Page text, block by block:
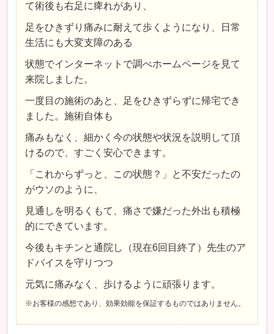
て術後も右足に痺れがあり、
足をひきずり痛みに耐えて歩くようになり、日常
生活にも大変支障のある
状態でインターネットで調べホームページを見て
来院しました。
一度目の施術のあと、足をひきずらずに帰宅でき
ました。施術自体も
痛みもなく、細かく今の状態や状況を説明して頂
けるので、すごく安心できます。
「これからずっと、この状態？」と不安だったの
がウソのように、
見通しを明るくもて、痛さで嫌だった外出も積極
的にできています。
今後もキチンと通院し（現在6回目終了）先生のア
ドバイスを守りつつ
元気に痛みなく、歩けるように頑張ります。
※お客様の感想であり、効果効能を保証するものではありません。